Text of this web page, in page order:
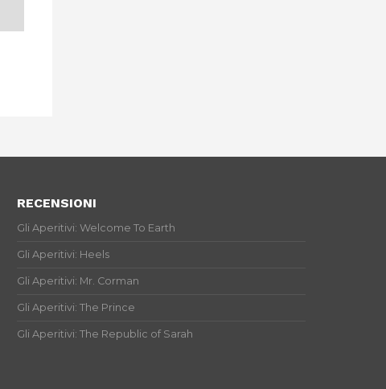
RECENSIONI
Gli Aperitivi: Welcome To Earth
Gli Aperitivi: Heels
Gli Aperitivi: Mr. Corman
Gli Aperitivi: The Prince
Gli Aperitivi: The Republic of Sarah